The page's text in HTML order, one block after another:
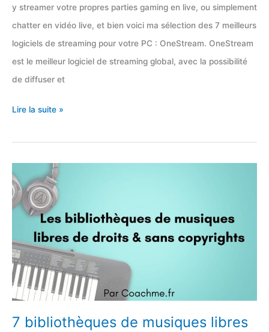
y streamer votre propres parties gaming en live, ou simplement
chatter en vidéo live, et bien voici ma sélection des 7 meilleurs
logiciels de streaming pour votre PC : OneStream. OneStream
est le meilleur logiciel de streaming global, avec la possibilité
de diffuser et
Top
des
logiciels
streaming
(Youtube
Twitch)
Lire la suite »
7 bibliothèques de musiques libres